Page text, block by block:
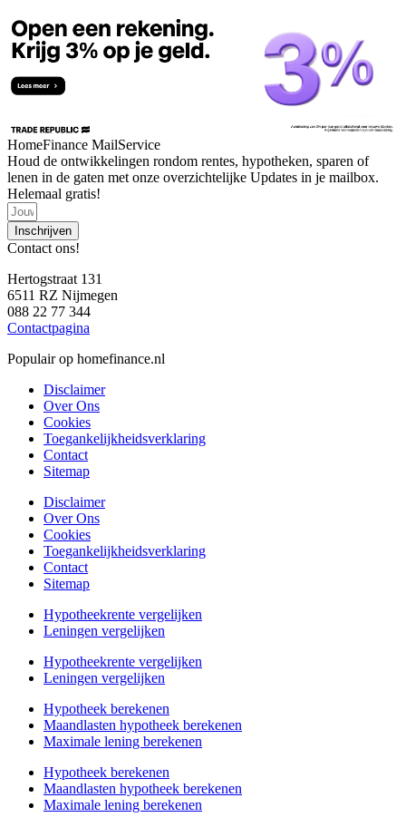
HomeFinance MailService
Houd de ontwikkelingen rondom rentes, hypotheken, sparen of
lenen in de gaten met onze overzichtelijke Updates in je mailbox.
Helemaal gratis!
Inschrijven
Contact ons!
Hertogstraat 131
6511 RZ Nijmegen
088 22 77 344
Contactpagina
Populair op homefinance.nl
Disclaimer
Over Ons
Cookies
Toegankelijkheidsverklaring
Contact
Sitemap
Disclaimer
Over Ons
Cookies
Toegankelijkheidsverklaring
Contact
Sitemap
Hypotheekrente vergelijken
Leningen vergelijken
Hypotheekrente vergelijken
Leningen vergelijken
Hypotheek berekenen
Maandlasten hypotheek berekenen
Maximale lening berekenen
Hypotheek berekenen
Maandlasten hypotheek berekenen
Maximale lening berekenen